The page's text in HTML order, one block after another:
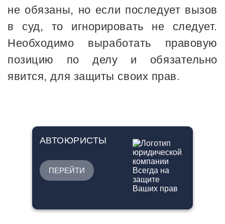
не обязаны, но если последует вызов
в суд, то игнорировать не следует.
Необходимо выработать правовую
позицию по делу и обязательно
явится, для защиты своих прав.
АВТОЮРИСТЫ
ПЕРЕЙТИ